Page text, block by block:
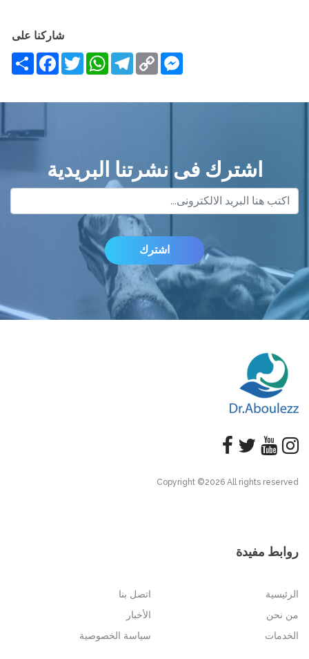
شاركنا على
Share
FacebookTwitter
WhatsAppTelegramCopy
Link
Messenger
اشترك فى نشرتنا البريدية
Copyright ©2026 All rights reserved
روابط مفيدة
الرئيسية
من نحن
الخدمات
اتصل بنا
الأخبار
سياسة الخصوصية